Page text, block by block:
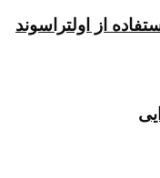
از اولتراسوند